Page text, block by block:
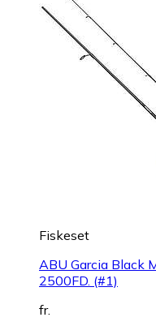
Fiskeset
ABU Garcia Black
2500FD. (#1)
fr.